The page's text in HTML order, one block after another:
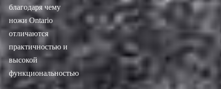
благодаря чему
ножи Ontario
отличаются
практичностью и
высокой
функциональностью